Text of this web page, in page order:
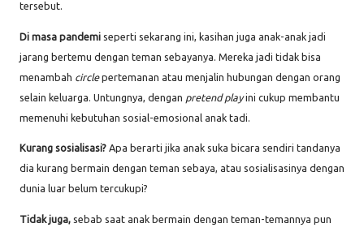
tersebut.
Di masa pandemi seperti sekarang ini, kasihan juga anak-anak jadi
jarang bertemu dengan teman sebayanya. Mereka jadi tidak bisa
menambah circlepertemanan atau menjalin hubungan dengan orang
selain keluarga. Untungnya, dengan pretend playini cukup membantu
memenuhi kebutuhan sosial-emosional anak tadi.
Kurang sosialisasi? Apa berarti jika anak suka bicara sendiri tandanya
dia kurang bermain dengan teman sebaya, atau sosialisasinya dengan
dunia luar belum tercukupi?
Tidak juga, sebab saat anak bermain dengan teman-temannya pun